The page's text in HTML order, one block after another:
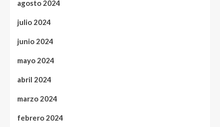
agosto 2024
julio 2024
junio 2024
mayo 2024
abril 2024
marzo 2024
febrero 2024